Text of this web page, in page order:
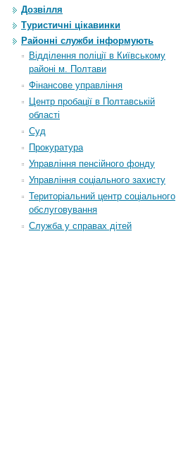
Дозвілля
Туристичні цікавинки
Районні служби інформують
Відділення поліції в Київському
районі м. Полтави
Фінансове управління
Центр пробації в Полтавській
області
Суд
Прокуратура
Управління пенсійного фонду
Управління соціального захисту
Територіальний центр соціального
обслуговування
Служба у справах дітей